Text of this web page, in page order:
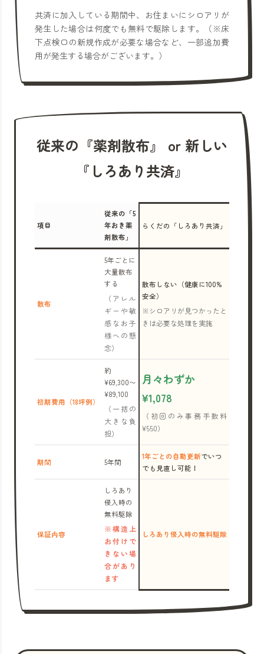
共済に加入している期間中、お住まいにシロアリが
発生した場合は何度でも無料で駆除します。（※床
下点検口の新規作成が必要な場合など、一部追加費
用が発生する場合がございます。）
従来の『薬剤散布』 or 新しい
『しろあり共済』
項目
従来の「5
年おき薬
剤散布」
らくだの「しろあり共済」
散布
5年ごとに
大量散布
する
（アレル
ギーや敏
感なお子
様への懸
念）
散布しない（健康に100%
安全）
※シロアリが見つかったと
きは必要な処理を実施
初期費用（18坪例）
約
¥69,300〜
¥89,100
（一括の
大きな負
担）
月々わずか
¥1,078
（初回のみ事務手数料
¥550）
期間 5年間
1年ごとの自動更新でいつ
でも見直し可能！
保証内容
しろあり
侵入時の
無料駆除
※構造上
お付けで
きない場
合があり
ます
しろあり侵入時の無料駆除